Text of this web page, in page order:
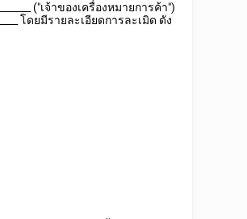
("เจ้าของเครื่องหมายการค้า")
โดยมีรายละเอียดการละเมิด ดัง